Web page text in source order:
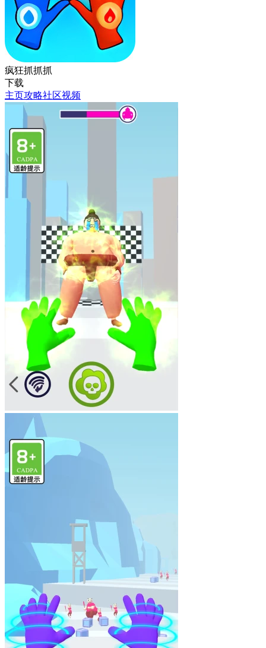
疯狂抓抓抓
下载
主页攻略社区视频